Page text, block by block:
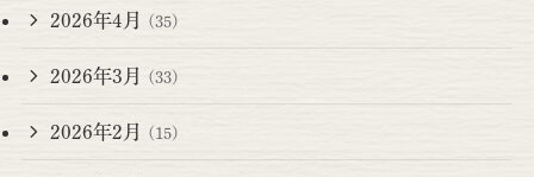
2026年4月 (35)
2026年3月 (33)
2026年2月 (15)